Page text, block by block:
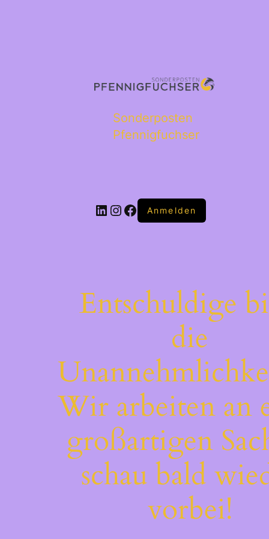
Sonderposten
Pfennigfuchser
Anmelden
Entschuldige
die
Wir arbeiten an
großartigen
schau bald
vorbei!